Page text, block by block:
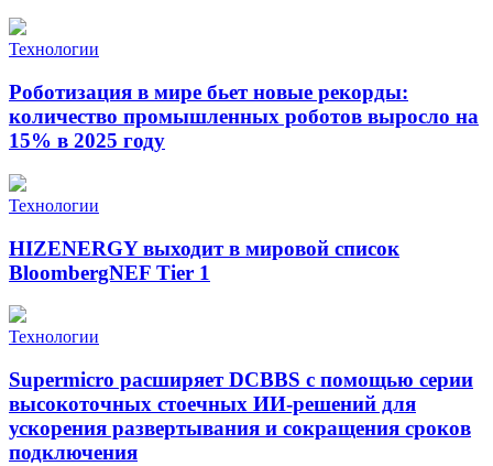
Технологии
Роботизация в мире бьет новые рекорды:
количество промышленных роботов выросло на
15% в 2025 году
Технологии
HIZENERGY выходит в мировой список
BloombergNEF Tier 1
Технологии
Supermicro расширяет DCBBS с помощью серии
высокоточных стоечных ИИ-решений для
ускорения развертывания и сокращения сроков
подключения